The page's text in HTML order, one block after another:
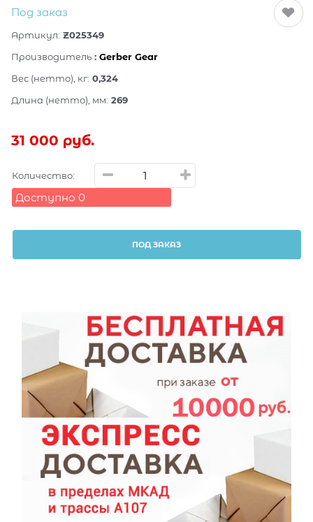
Под заказ
Артикул: Z025349
Производитель : Gerber Gear
Вес (нетто), кг: 0,324
Длина (нетто), мм: 269
31 000 руб.
Количество:
Доступно 0
ПОД ЗАКАЗ